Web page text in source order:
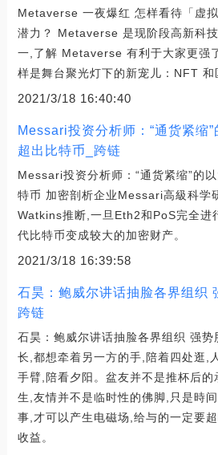
Metaverse 一夜爆红 怎样看待「虚
潜力？ Metaverse 是现阶段高新科
一,了解 Metaverse 有利于大家更强
样是舞台聚光灯下的新宠儿：NFT 和
2021/3/18 16:40:40
Messari投资分析师：“通货紧缩
超出比特币_跨链
Messari投资分析师：“通货紧缩”的
特币 加密剖析企业Messari高級科学
Watkins推断,一旦Eth2和PoS完全进
代比特币变成较大的加密财产。
2021/3/18 16:39:58
石昊：鲍威尔讲话抽脸各界组织
跨链
石昊：鲍威尔讲话抽脸各界组织 强势
长,都想牵着另一方的手,陪着四处逛,
手臂,陪看夕阳。盆友并不是推杯后
生,友情并不是临时性的佛脚,只是時
事,才可以产生电磁场,给与的一定要
收益。